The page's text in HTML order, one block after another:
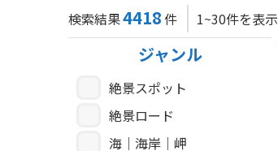
検索結果4418件 1~30件を表示
ジャンル
絶景スポット
絶景ロード
海｜海岸｜岬